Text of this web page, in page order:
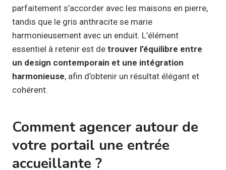
parfaitement s’accorder avec les maisons en pierre,
tandis que le gris anthracite se marie
harmonieusement avec un enduit. L’élément
essentiel à retenir est de trouver l’équilibre entre
un design contemporain et une intégration
harmonieuse, afin d’obtenir un résultat élégant et
cohérent.
Comment agencer autour de
votre portail une entrée
accueillante ?